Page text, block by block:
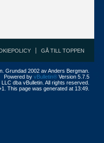
GÅ TILL TOPPEN
Grundad 2002 av Anders Bergman.
Powered by vBulletin® Version 5.7.5
dba vBulletin. All rights reserved.
This page was generated at 13:49.